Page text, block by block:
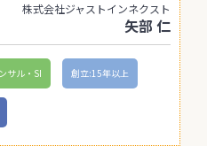
株式会社ジャストインネクスト
矢部 仁
サル・SI 創立:15年以上